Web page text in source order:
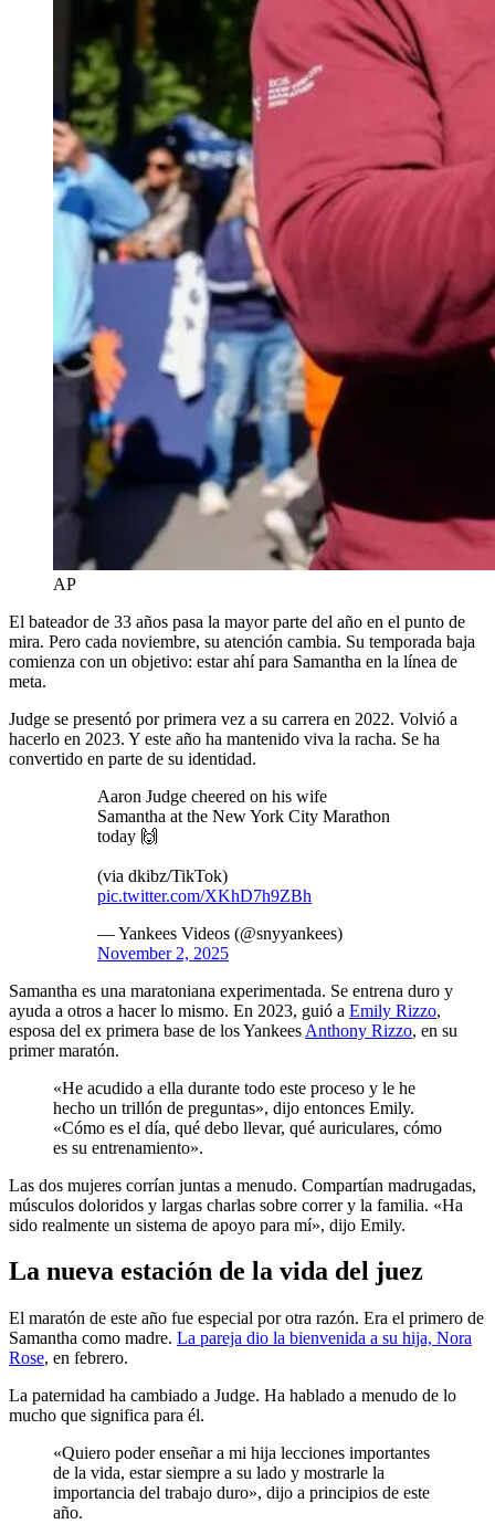
AP
El bateador de 33 años pasa la mayor parte del año en el punto de
mira. Pero cada noviembre, su atención cambia. Su temporada baja
comienza con un objetivo: estar ahí para Samantha en la línea de
meta.
Judge se presentó por primera vez a su carrera en 2022. Volvió a
hacerlo en 2023. Y este año ha mantenido viva la racha. Se ha
convertido en parte de su identidad.
Aaron Judge cheered on his wife
Samantha at the New York City Marathon
today 🙌
(via dkibz/TikTok)
pic.twitter.com/XKhD7h9ZBh
— Yankees Videos (@snyyankees)
November 2, 2025
Samantha es una maratoniana experimentada. Se entrena duro y
ayuda a otros a hacer lo mismo. En 2023, guió a Emily Rizzo,
esposa del ex primera base de los Yankees Anthony Rizzo, en su
primer maratón.
«He acudido a ella durante todo este proceso y le he
hecho un trillón de preguntas», dijo entonces Emily.
«Cómo es el día, qué debo llevar, qué auriculares, cómo
es su entrenamiento».
Las dos mujeres corrían juntas a menudo. Compartían madrugadas,
músculos doloridos y largas charlas sobre correr y la familia. «Ha
sido realmente un sistema de apoyo para mí», dijo Emily.
La nueva estación de la vida del juez
El maratón de este año fue especial por otra razón. Era el primero de
Samantha como madre. La pareja dio la bienvenida a su hija, Nora
Rose, en febrero.
La paternidad ha cambiado a Judge. Ha hablado a menudo de lo
mucho que significa para él.
«Quiero poder enseñar a mi hija lecciones importantes
de la vida, estar siempre a su lado y mostrarle la
importancia del trabajo duro», dijo a principios de este
año.